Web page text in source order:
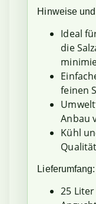
Hinweise
Ideal
die
feinen
Anbau
Kühl
Lieferumfang:
25